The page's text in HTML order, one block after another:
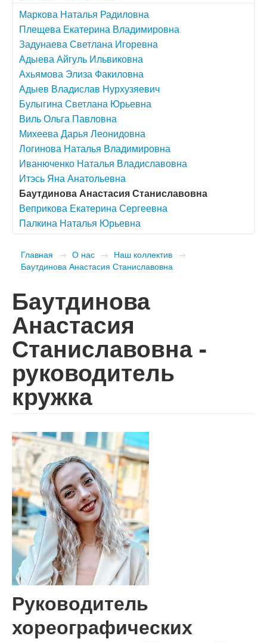
Маркова Наталья Радиловна
Плещева Екатерина Владимировна
Задунаева Светлана Игоревна
Адыева Айгуль Ильвиковна
Ахьямова Элиза Факиловна
Адыев Владислав Нурхузяевич
Булыгина Светлана Юрьевна
Виль Ольга Павловна
Михеева Дарья Леонидовна
Логинова Наталья Владимировна
Иванюченко Наталья Владиславовна
Итэсь Яна Анатольевна
Баутдинова Анастасия Станиславовна
Веприкова Екатерина Сергеевна
Палкина Наталья Юрьевна
Главная → О нас → Наш коллектив →
Баутдинова Анастасия Станиславовна
Баутдинова
Анастасия
Станиславовна -
руководитель
кружка
Руководитель
хореографических